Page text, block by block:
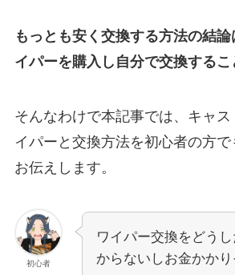
もっとも安く交換する方法の結
イパーを購入し自分で交換するこ
そんなわけで本記事では、 キャス
イパーと交換方法を初心者の方で
お伝えします。
初心者
ワイパー交換をどう
からないしお金かか